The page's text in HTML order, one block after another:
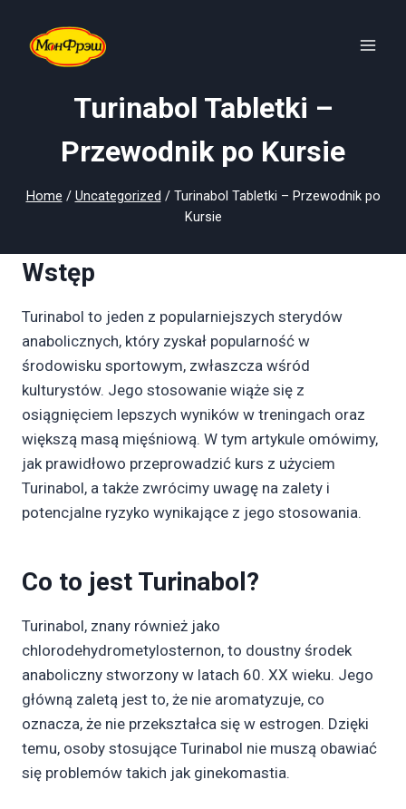
content
Turinabol Tabletki –
Przewodnik po Kursie
Home / Uncategorized / Turinabol Tabletki – Przewodnik po
Kursie
Wstęp
Turinabol to jeden z popularniejszych sterydów
anabolicznych, który zyskał popularność w
środowisku sportowym, zwłaszcza wśród
kulturystów. Jego stosowanie wiąże się z
osiągnięciem lepszych wyników w treningach oraz
większą masą mięśniową. W tym artykule omówimy,
jak prawidłowo przeprowadzić kurs z użyciem
Turinabol, a także zwrócimy uwagę na zalety i
potencjalne ryzyko wynikające z jego stosowania.
Co to jest Turinabol?
Turinabol, znany również jako
chlorodehydrometylosternon, to doustny środek
anaboliczny stworzony w latach 60. XX wieku. Jego
główną zaletą jest to, że nie aromatyzuje, co
oznacza, że nie przekształca się w estrogen. Dzięki
temu, osoby stosujące Turinabol nie muszą obawiać
się problemów takich jak ginekomastia.